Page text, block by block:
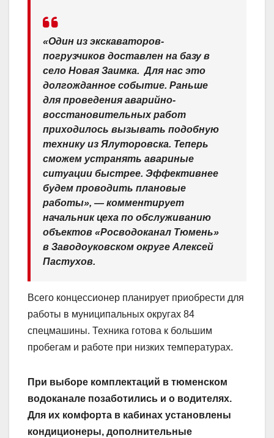
«Один из экскаваторов-
погрузчиков доставлен на базу в
село Новая Заимка. Для нас это
долгожданное событие. Раньше
для проведения аварийно-
восстановительных работ
приходилось вызывать подобную
технику из Ялуторовска. Теперь
сможем устранять авариные
ситуации быстрее. Эффективнее
будем проводить плановые
работы», — комментирует
начальник цеха по обслуживанию
объектов «Росводоканал Тюмень»
в Заводоуковском округе Алексей
Пастухов.
Всего концессионер планирует приобрести для
работы в муниципальных округах 84
спецмашины. Техника готова к большим
пробегам и работе при низких температурах.
При выборе комплектаций в тюменском
водоканале позаботились и о водителях.
Для их комфорта в кабинах установлены
кондиционеры, дополнительные